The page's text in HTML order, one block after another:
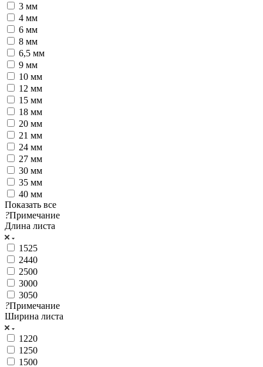
3 мм
4 мм
6 мм
8 мм
6,5 мм
9 мм
10 мм
12 мм
15 мм
18 мм
20 мм
21 мм
24 мм
27 мм
30 мм
35 мм
40 мм
Показать все
?Примечание
Длина листа
1525
2440
2500
3000
3050
?Примечание
Ширина листа
1220
1250
1500